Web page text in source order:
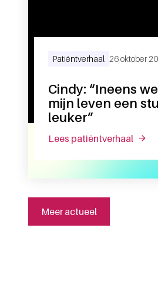
Cindy: “Ineens
mijn leven een
leuker”
Patiëntverhaal 26 oktober
lees patiëntverhaal over
Meer actueel